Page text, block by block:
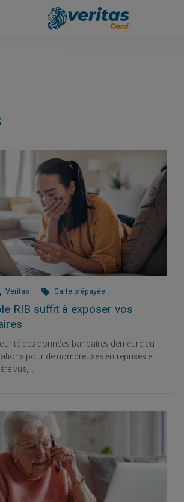
Veritas Carte prépayée
RIB suffit à exposer vos
des données bancaires demeure au
pour de nombreuses entreprises et
vue,...